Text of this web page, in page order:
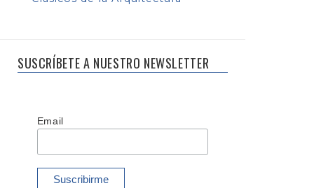
SUSCRÍBETE A NUESTRO NEWSLETTER
Email